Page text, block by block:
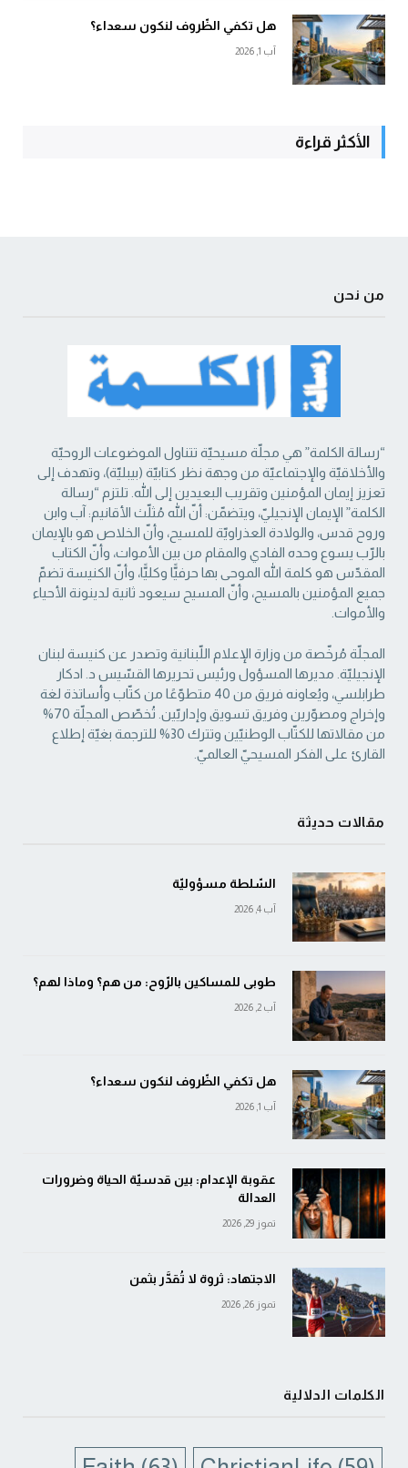
هل تكفي الظّروف لنكون سعداء؟
آب 1, 2026
الأكثر قراءة
من نحن
“رسالة الكلمة” هي مجلّة مسيحيّة تتناول الموضوعات الروحيّة
والأخلاقيّة والإجتماعيّة من ‏وجهة نظر كتابيّة (بيبليّة)، وتهدف إلى
تعزيز إيمان المؤمنين وتقريب البعيدين إلى الله. تلتزم “رسالة
‏الكلمة” الإيمان الإنجيليّ، ويتضمّن: أنّ الله مُثلّث الأقانيم: آب وابن
وروح قدس، والولادة العذراويّة ‏للمسيح، وأنّ الخلاص هو بالإيمان
بالرّب يسوع وحده الفادي والمقام من بين الأموات، وأنّ الكتاب
‏المقدّس هو كلمة الله الموحى بها حرفيًّا وكليًّا، وأنّ الكنيسة تضمّ
جميع المؤمنين بالمسيح، وأنّ المسيح ‏سيعود ثانية لدينونة الأحياء
والأموات. ‏
المجلّة مُرخّصة من وزارة الإعلام اللّبنانية وتصدر عن كنيسة لبنان
الإنجيليّة. مديرها المسؤول ‏ورئيس تحريرها القسّيس د. ادكار
طرابلسي، ويُعاونه فريق من 40 متطوّعًا من كتّاب وأساتذة لغة
‏وإخراج ومصوّرين وفريق تسويق وإداريّين. تُخصّص المجلّة 70%
من مقالاتها للكتّاب الوطنيّين ‏وتترك 30% للترجمة بغيّة إطلاع
القارئ على الفكر المسيحيّ العالميّ.‏
مقالات حديثة
السّلطة مسؤوليّة
آب 4, 2026
طوبى للمساكين بالرّوح: من هم؟ وماذا لهم؟
آب 2, 2026
هل تكفي الظّروف لنكون سعداء؟
آب 1, 2026
عقوبة الإعدام: بين قدسيّة الحياة وضرورات
العدالة
تموز 29, 2026
الاجتهاد: ثروة لا تُقدَّر بثمن
تموز 26, 2026
الكلمات الدلالية